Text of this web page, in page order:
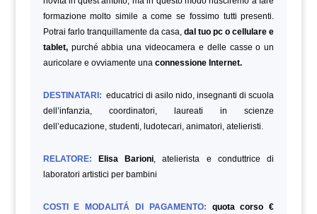
formazione molto simile a come se fossimo tutti presenti.
Potrai farlo tranquillamente da casa, dal tuo pc o cellulare e
tablet,purché abbia una videocamera e delle casse o un
auricolare e ovviamente una connessione Internet.
DESTINATARI: educatrici di asilo nido, insegnanti di scuola
dell’infanzia, coordinatori, laureati in scienze
dell’educazione, studenti, ludotecari, animatori, atelieristi.
RELATORE: Elisa Barioni, atelierista e conduttrice di
laboratori artistici per bambini
COSTI E MODALITÁ DI PAGAMENTO:
quota corso €